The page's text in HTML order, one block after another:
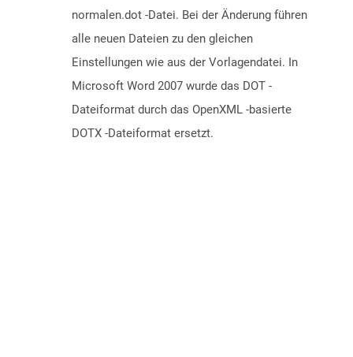
normalen.dot -Datei. Bei der Änderung führen
alle neuen Dateien zu den gleichen
Einstellungen wie aus der Vorlagendatei. In
Microsoft Word 2007 wurde das DOT -
Dateiformat durch das OpenXML -basierte
DOTX -Dateiformat ersetzt.